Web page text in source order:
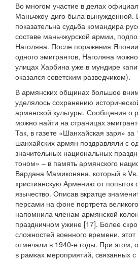
Во многом участие в делах
Маньчжоу-диго была вынужденной.
показательна судьба командира
составе маньчжурской армии,
Наголяна. После поражения
одного эмигрантов, Наголяна
улицах Харбина уже в мундире
оказался советским разведчиком).
В армянских общинах большое
уделялось сохранению
армянской культуры. Сообщения о
можно найти на страницах
Так, в газете «Шанхайская заря» за
шанхайских армян поздравляли с
значительных национальных
тоном» – в память армянского
Вардана Мамиконяна, который в
христианскую Армению от попыток
язычество. Описав вкратце
персами на фоне портрета
напомнила членам армянской
праздничном ужине [17]. Более
сложностей военного времени,
отмечали в 1940-е годы. При этом,
в рамках мероприятий, связанных